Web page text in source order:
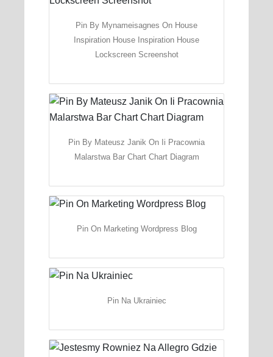
Pin By Mynameisagnes On House
Inspiration House Inspiration House
Lockscreen Screenshot
Pin By Mateusz Janik On Ii Pracownia
Malarstwa Bar Chart Chart Diagram
Pin On Marketing Wordpress Blog
Pin Na Ukrainiec